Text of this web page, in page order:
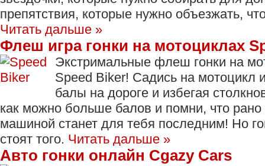
препятствия, которые нужно объезжать,
Читать дальше »
Флеш игра гонки на мотоциклах
Экстримальные флеш гонки на
Speed Biker! Садись на мотоцикл
балы на дороге и избегая
как можно больше балов и помни, что рано
машиной станет для тебя последним! Но
стоят того. Читать дальше »
Авто гонки онлайн Cgazy Cars